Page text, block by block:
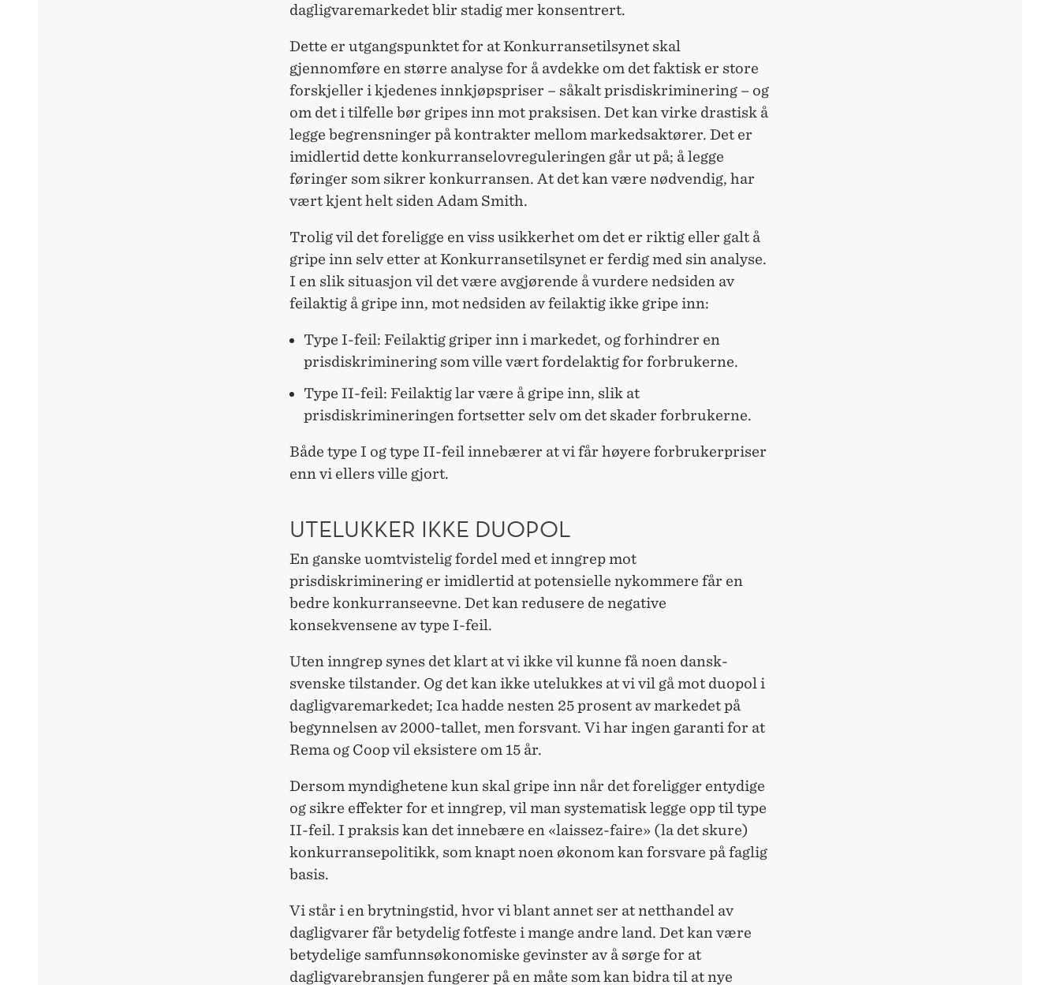
dagligvaremarkedet blir stadig mer konsentrert.
Dette er utgangspunktet for at Konkurransetilsynet skal
gjennomføre en større analyse for å avdekke om det faktisk er store
forskjeller i kjedenes innkjøpspriser – såkalt prisdiskriminering – og
om det i tilfelle bør gripes inn mot praksisen. Det kan virke drastisk å
legge begrensninger på kontrakter mellom markedsaktører. Det er
imidlertid dette konkurranselovreguleringen går ut på; å legge
føringer som sikrer konkurransen. At det kan være nødvendig, har
vært kjent helt siden Adam Smith.
Trolig vil det foreligge en viss usikkerhet om det er riktig eller galt å
gripe inn selv etter at Konkurransetilsynet er ferdig med sin analyse.
I en slik situasjon vil det være avgjørende å vurdere nedsiden av
feilaktig å gripe inn, mot nedsiden av feilaktig ikke gripe inn:
Type I-feil: Feilaktig griper inn i markedet, og forhindrer en
prisdiskriminering som ville vært fordelaktig for forbrukerne.
Type II-feil: Feilaktig lar være å gripe inn, slik at
prisdiskrimineringen fortsetter selv om det skader forbrukerne.
Både type I og type II-feil innebærer at vi får høyere forbrukerpriser
enn vi ellers ville gjort.
UTELUKKER IKKE DUOPOL
En ganske uomtvistelig fordel med et inngrep mot
prisdiskriminering er imidlertid at potensielle nykommere får en
bedre konkurranseevne. Det kan redusere de negative
konsekvensene av type I-feil.
Uten inngrep synes det klart at vi ikke vil kunne få noen dansk-
svenske tilstander. Og det kan ikke utelukkes at vi vil gå mot duopol i
dagligvaremarkedet; Ica hadde nesten 25 prosent av markedet på
begynnelsen av 2000-tallet, men forsvant. Vi har ingen garanti for at
Rema og Coop vil eksistere om 15 år.
Dersom myndighetene kun skal gripe inn når det foreligger entydige
og sikre effekter for et inngrep, vil man systematisk legge opp til type
II-feil. I praksis kan det innebære en «laissez-faire» (la det skure)
konkurransepolitikk, som knapt noen økonom kan forsvare på faglig
basis.
Vi står i en brytningstid, hvor vi blant annet ser at netthandel av
dagligvarer får betydelig fotfeste i mange andre land. Det kan være
betydelige samfunnsøkonomiske gevinster av å sørge for at
dagligvarebransjen fungerer på en måte som kan bidra til at nye